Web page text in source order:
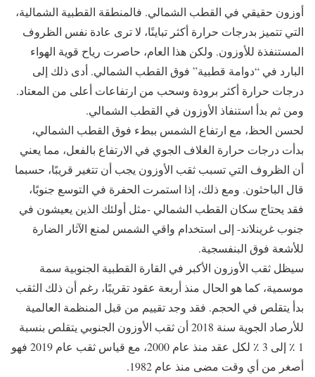
أوزون حقيقي في القطب الشمالي. فالمنطقة القطبية الشمالية،
التي تتميز بدرجات حرارة أكثر تباينًا، لا ترى عادة نفس الظروف
المستنفذة للأوزون. ولكن هذا العام، حاصرت رياح قوية الهواء
البارد في “دوامة قطبية” فوق القطب الشمالي. أدى ذلك إلى
درجات حرارة أكثر برودة وسحب من ارتفاعات أعلى من المعتاد.
ومن ثم بدأ استنفاذ الأوزون في القطب الشمالي.
لحسن الحظ، مع ارتفاع الشمس ببطء فوق القطب الشمالي،
بدأت درجات حرارة الغلاف الجوي في الارتفاع بالفعل، مما يعني
أن الظروف التي تسبب ثقب الأوزون يجب أن تتغير قريبًا، حسبما
قال الباحثون. ومع ذلك، إذا استمرت الحفرة في التوسع جنوبًا،
فقد يحتاج سكان القطب الشمالي -مثل أولئك الذين يعيشون في
جنوب غرينلاند- إلى استخدام واقي الشمس لمنع الآثار الضارة
للأشعة فوق البنفسجية.
سيظل ثقب الأوزون الأكبر في القارة القطبية الجنوبية سمة
موسمية، كما هو الحال منذ أربعة عقود تقريبًا، رغم أن ذلك الثقب
بدأ يتقلص في الحجم. فقد وجد تقييم من قبل المنظمة العالمية
للأرصاد الجوية سنة 2018 أن ثقب الأوزون الجنوبي يتقلص بنسبة
1 ٪ إلى 3 ٪ لكل عقد منذ عام 2000، مع قياس ثقب عام 2019 فهو
أصغر من أي وقت مضى منذ عام 1982.